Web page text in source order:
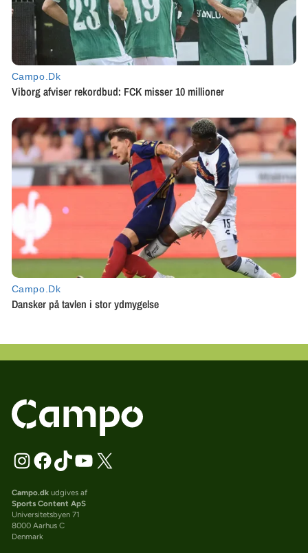
Campo.dkudgives af
Sports Content ApS
Universitetsbyen 71
8000 Aarhus C
Denmark